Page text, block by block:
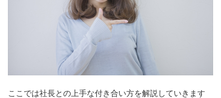
ここでは社長との上手な付き合い方を解説していきます